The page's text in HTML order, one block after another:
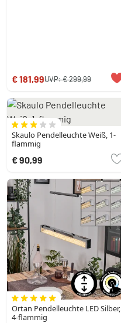
€ 181,99UVP:€ 299,99
Skaulo Pendelleuchte Weiß, 1-
flammig
€ 90,99
Ortan Pendelleuchte LED Silber,
4-flammig